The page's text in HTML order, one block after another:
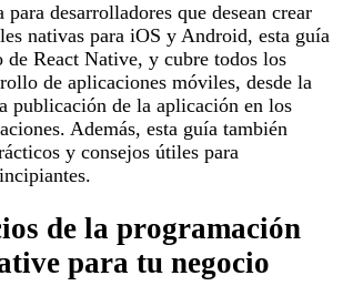
desarrolladores que desean crear
nativas para iOS y Android, esta guía
de React Native, y cubre todos los
de aplicaciones móviles, desde la
publicación de la aplicación en los
Además, esta guía también
y consejos útiles para
de la programación
para tu negocio